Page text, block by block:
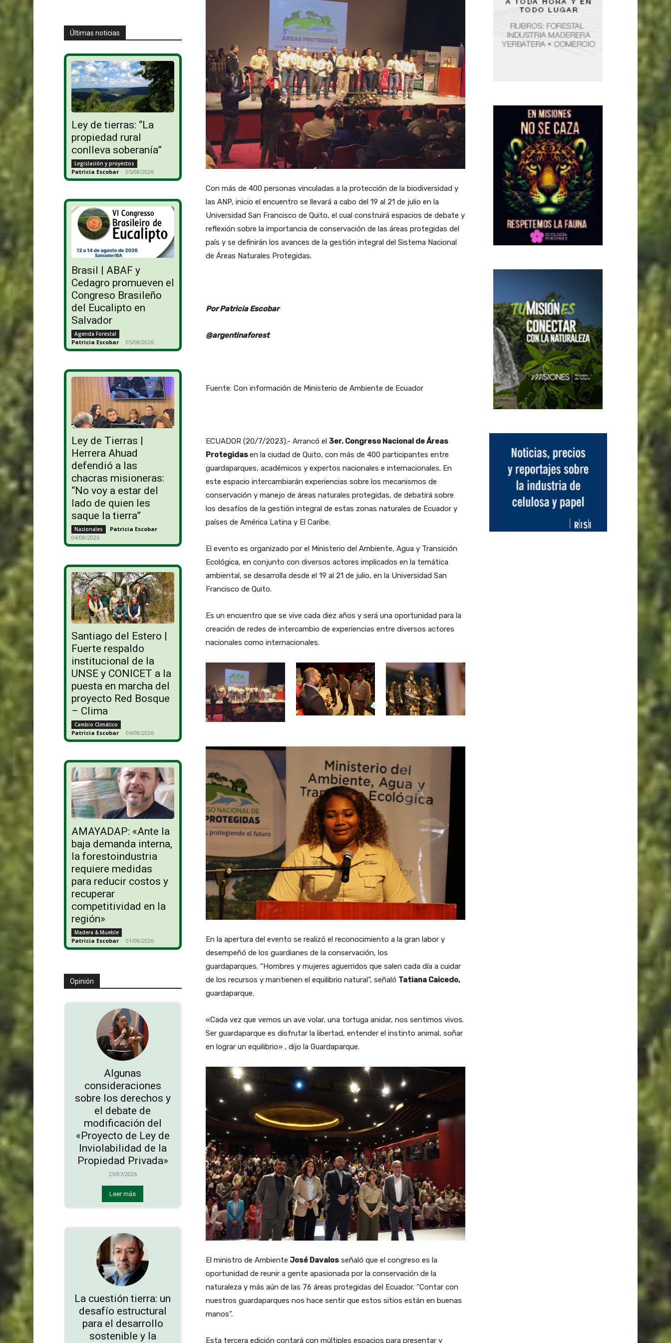
Últimas noticias
Ley de tierras: “La
propiedad rural
conlleva soberanía”
Legislación y proyectos
Patricia Escobar - 05/08/2026
Brasil | ABAF y
Cedagro promueven el
Congreso Brasileño
del Eucalipto en
Salvador
Agenda Forestal
Patricia Escobar - 05/08/2026
Ley de Tierras |
Herrera Ahuad
defendió a las
chacras misioneras:
“No voy a estar del
lado de quien les
saque la tierra”
Nacionales Patricia Escobar -
04/08/2026
Santiago del Estero |
Fuerte respaldo
institucional de la
UNSE y CONICET a la
puesta en marcha del
proyecto Red Bosque
– Clima
Cambio Climático
Patricia Escobar - 04/08/2026
AMAYADAP: «Ante la
baja demanda interna,
la forestoindustria
requiere medidas
para reducir costos y
recuperar
competitividad en la
región»
Madera & Mueble
Patricia Escobar - 01/08/2026
Opinión
Algunas
consideraciones
sobre los derechos y
el debate de
modificación del
«Proyecto de Ley de
Inviolabilidad de la
Propiedad Privada»
23/07/2026
Leer más
La cuestión tierra: un
desafío estructural
para el desarrollo
sostenible y la
Con más de 400 personas vinculadas a la protección de la biodiversidad y
las ANP, inicio el encuentro se llevará a cabo del 19 al 21 de julio en la
Universidad San Francisco de Quito, el cual construirá espacios de debate y
reflexión sobre la importancia de conservación de las áreas protegidas del
país y se definirán los avances de la gestión integral del Sistema Nacional
de Áreas Naturales Protegidas.
Por Patricia Escobar
@argentinaforest
Fuente: Con información de Ministerio de Ambiente de Ecuador
ECUADOR (20/7/2023).- Arrancó el 3er. Congreso Nacional de Áreas
Protegidasen la ciudad de Quito, con más de 400 participantes entre
guardaparques, académicos y expertos nacionales e internacionales. En
este espacio intercambiarán experiencias sobre los mecanismos de
conservación y manejo de áreas naturales protegidas, de debatirá sobre
los desafíos de la gestión integral de estas zonas naturales de Ecuador y
países de América Latina y El Caribe.
El evento es organizado por el Ministerio del Ambiente, Agua y Transición
Ecológica, en conjunto con diversos actores implicados en la temática
ambiental, se desarrolla desde el 19 al 21 de julio, en la Universidad San
Francisco de Quito.
Es un encuentro que se vive cada diez años y será una oportunidad para la
creación de redes de intercambio de experiencias entre diversos actores
nacionales como internacionales.
En la apertura del evento se realizó el reconocimiento a la gran labor y
desempeñó de los guardianes de la conservación, los
guardaparques. “Hombres y mujeres aguerridos que salen cada día a cuidar
de los recursos y mantienen el equilibrio natural”, señaló Tatiana Caicedo,
guardaparque.
«Cada vez que vemos un ave volar, una tortuga anidar, nos sentimos vivos.
Ser guardaparque es disfrutar la libertad, entender el instinto animal, soñar
en lograr un equilibrio» , dijo la Guardaparque.
El ministro de Ambiente José Davalosseñaló que el congreso es la
oportunidad de reunir a gente apasionada por la conservación de la
naturaleza y más aún de las 76 áreas protegidas del Ecuador. “Contar con
nuestros guardaparques nos hace sentir que estos sitios están en buenas
manos”.
Esta tercera edición contará con múltiples espacios para presentar y